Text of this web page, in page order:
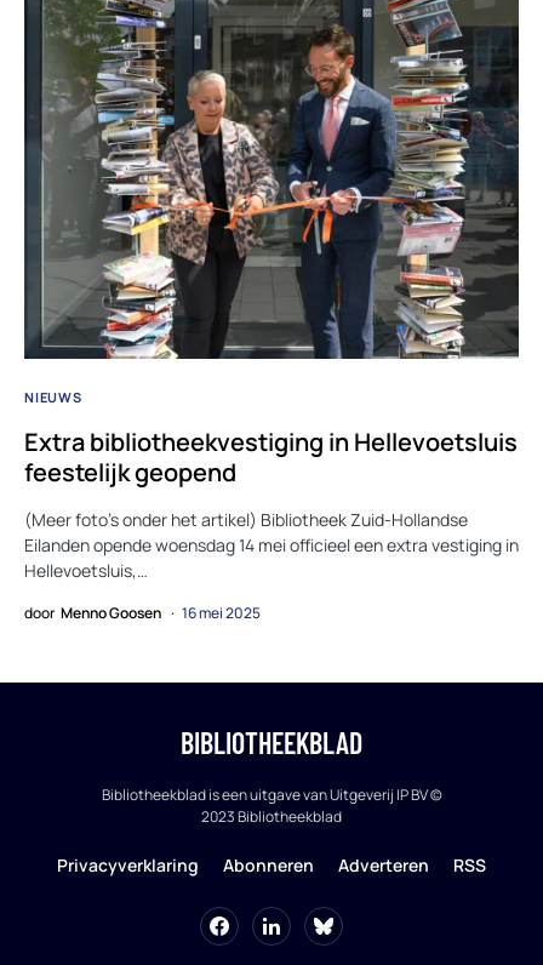
NIEUWS
Extra bibliotheekvestiging in Hellevoetsluis
feestelijk geopend
(Meer foto’s onder het artikel) Bibliotheek Zuid-Hollandse
Eilanden opende woensdag 14 mei officieel een extra vestiging in
Hellevoetsluis,…
door Menno Goosen 16 mei 2025
BIBLIOTHEEKBLAD
Bibliotheekblad is een uitgave van Uitgeverij IP BV ©
2023 Bibliotheekblad
Privacyverklaring Abonneren Adverteren RSS